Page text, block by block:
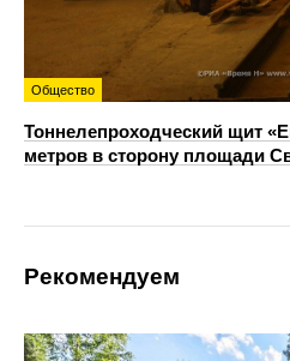
Общество
Тоннелепроходческий щит
метров в сторону площади
Рекомендуем